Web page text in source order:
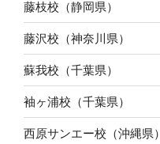
藤枝校（静岡県）
藤沢校（神奈川県）
蘇我校（千葉県）
袖ヶ浦校（千葉県）
西原サンエー校（沖縄県）